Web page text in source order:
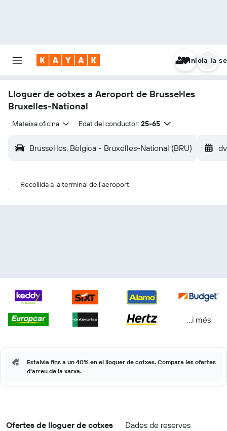
Inicia la
Lloguer de cotxes a Aeroport de Brussel·les
Bruxelles-National
Mateixa oficina Edat del conductor: 25-65
Brussel·les, Bèlgica - Bruxelles-National (BRU)
Recollida a la terminal de l'aeroport
...i més
Estalvia fins a un 40% en el lloguer de cotxes. Compara les ofertes
d'arreu de la xarxa.
Ofertes de lloguer de cotxes Dades de reserves